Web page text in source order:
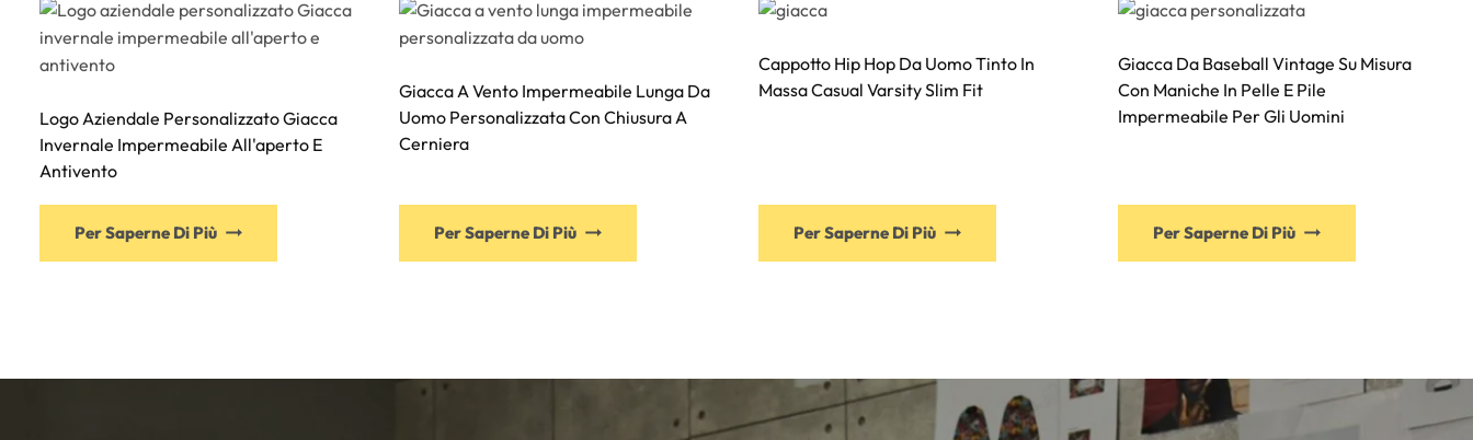
Logo Aziendale Personalizzato Giacca
Invernale Impermeabile All'aperto E
Antivento
Per Saperne Di Più
Giacca A Vento Impermeabile Lunga Da
Uomo Personalizzata Con Chiusura A
Cerniera
Per Saperne Di Più
Cappotto Hip Hop Da Uomo Tinto In
Massa Casual Varsity Slim Fit
Per Saperne Di Più
Giacca Da Baseball Vintage Su Misura
Con Maniche In Pelle E Pile
Impermeabile Per Gli Uomini
Per Saperne Di Più